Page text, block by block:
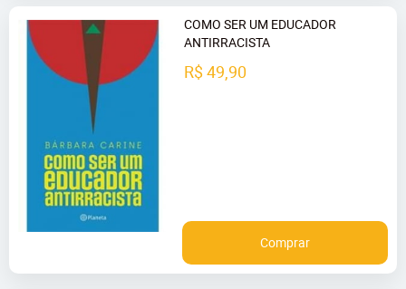
COMO SER UM EDUCADOR
ANTIRRACISTA
R$ 49,90
Comprar